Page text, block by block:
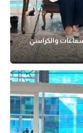
والكراسي